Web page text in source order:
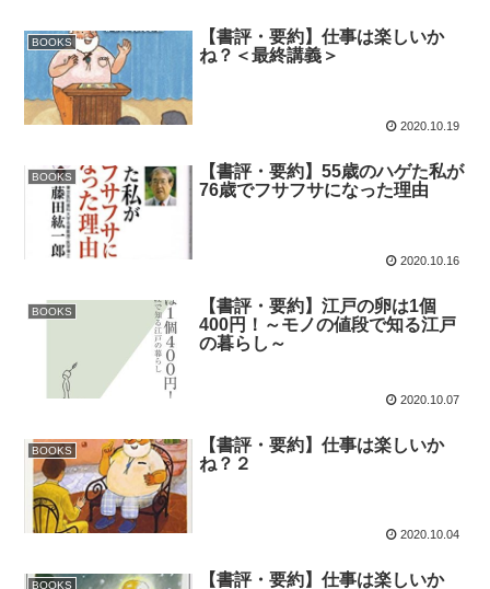
BOOKS
【書評・要約】仕事は楽しいか
ね？＜最終講義＞
2020.10.19
BOOKS
【書評・要約】55歳のハゲた私が
76歳でフサフサになった理由
2020.10.16
BOOKS
【書評・要約】江戸の卵は1個
400円！～モノの値段で知る江戸
の暮らし～
2020.10.07
BOOKS
【書評・要約】仕事は楽しいか
ね？２
2020.10.04
BOOKS
【書評・要約】仕事は楽しいか